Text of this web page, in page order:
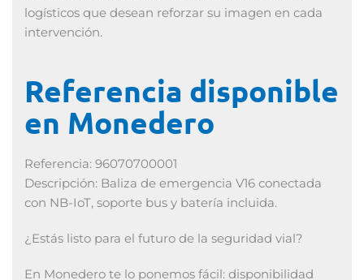
logísticos que desean reforzar su imagen en cada
intervención.
Referencia disponible
en Monedero
Referencia: 96070700001
Descripción: Baliza de emergencia V16 conectada
con NB-IoT, soporte bus y batería incluida.
¿Estás listo para el futuro de la seguridad vial?
En Monedero te lo ponemos fácil: disponibilidad